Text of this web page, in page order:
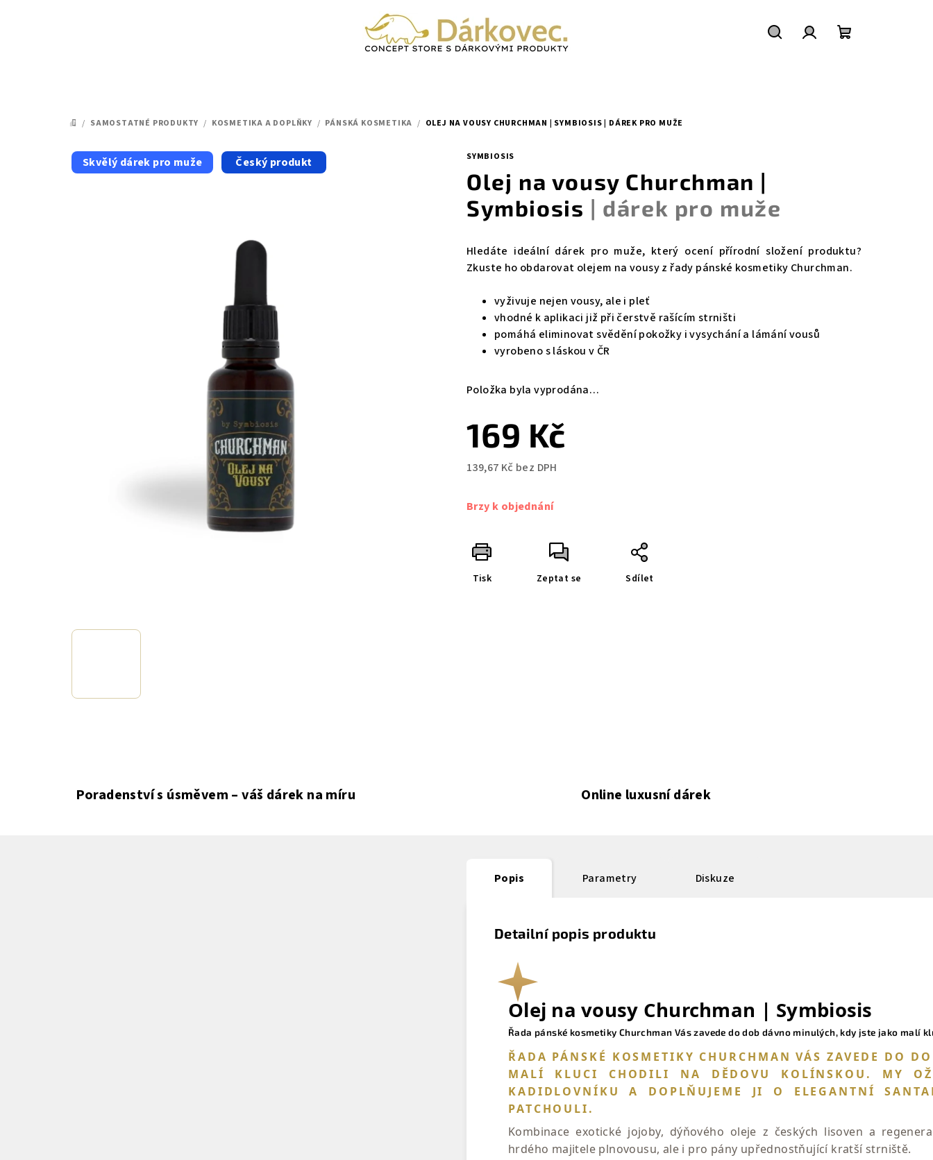
DOMŮ
/ SAMOSTATNÉ PRODUKTY / KOSMETIKA A DOPLŇKY / PÁNSKÁ KOSMETIKA / OLEJ NA VOUSY CHURCHMAN | SYMBIOSIS| DÁREK PRO MUŽE
SYMBIOSIS
Olej na vousy Churchman |
Symbiosis | dárek pro muže
Hledáte ideální dárek pro muže, který ocení přírodní složení produktu?
Zkuste ho obdarovat olejem na vousy z řady pánské kosmetiky Churchman.
vyživuje nejen vousy, ale i pleť
vhodné k aplikaci již při čerstvě rašícím strništi
pomáhá eliminovat svědění pokožky i vysychání a lámání vousů
vyrobeno s láskou v ČR
Položka byla vyprodána…
169 Kč
139,67 Kč bez DPH
cena:
Brzy k objednání
Tisk Zeptat se Sdílet
Skvělý dárek pro muže Český produkt
Poradenství s úsměvem – váš dárek na míru Online luxusní dárek
Popis Parametry Diskuze
Detailní popis produktu
Olej na vousy Churchman | Symbiosis
Řada pánské kosmetiky Churchman Vás zavede do dob dávno minulých, kdy jste jako malí
ŘADA PÁNSKÉ KOSMETIKY CHURCHMAN VÁS ZAVEDE DO
MALÍ KLUCI CHODILI NA DĚDOVU KOLÍNSKOU. MY
KADIDLOVNÍKU A DOPLŇUJEME JI O ELEGANTNÍ
PATCHOULI.
Kombinace exotické jojoby, dýňového oleje z českých lisoven a
hrdého majitele plnovousu, ale i pro pány upřednostňující kratší strniště.